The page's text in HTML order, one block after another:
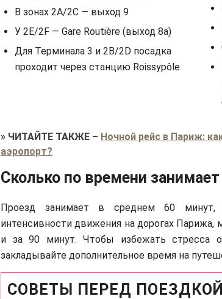
В зонах 2A/2C — выход 9
У 2E/2F — Gare Routière (выход 8a)
Для Терминала 3 и 2B/2D посадка
проходит через станцию Roissypôle
» ЧИТАЙТЕ ТАКЖЕ – Ночной рейс в Париж:
аэропорт?
Сколько по времени
Проезд занимает в среднем 60
интенсивности движения на дорогах
и за 90 минут. Чтобы избежать стресса
закладывайте дополнительное время на
СОВЕТЫ ПЕРЕД